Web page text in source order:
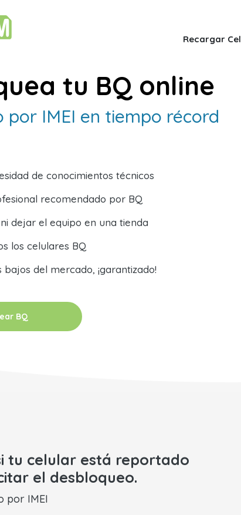
Recargar
tu BQ online
por IMEI en tiempo récord
de conocimientos técnicos
recomendado por BQ
dejar el equipo en una tienda
los celulares BQ
bajos del mercado, ¡garantizado!
BQ
tu celular está reportado
el desbloqueo.
por IMEI